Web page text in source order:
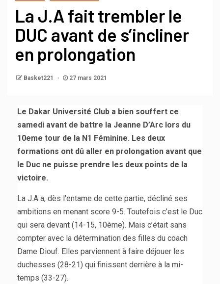
La J.A fait trembler le
DUC avant de s’incliner
en prolongation
Basket221 27 mars 2021
Le Dakar Université Club a bien souffert ce
samedi avant de battre la Jeanne D’Arc lors du
10eme tour de la N1 Féminine. Les deux
formations ont dû aller en prolongation avant que
le Duc ne puisse prendre les deux points de la
victoire.
La J.A a, dès l’entame de cette partie, décliné ses
ambitions en menant score 9-5. Toutefois c’est le Duc
qui sera devant (14-15, 10ème). Mais c’était sans
compter avec la détermination des filles du coach
Dame Diouf. Elles parviennent à faire déjouer les
duchesses (28-21) qui finissent derrière à la mi-
temps (33-27).